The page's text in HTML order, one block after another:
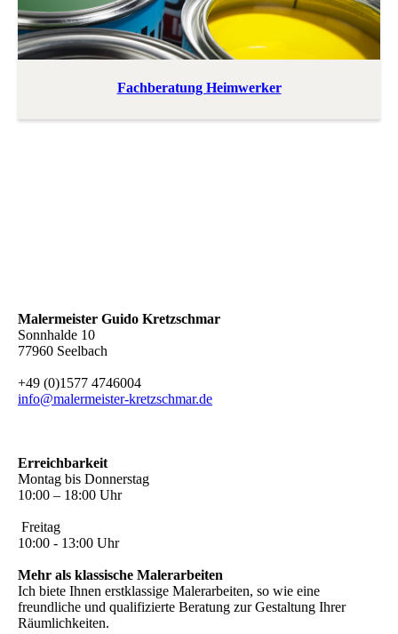
Fachberatung Heimwerker
Malermeister Guido Kretzschmar
Sonnhalde 10
77960 Seelbach
+49 (0)1577 4746004
info@malermeister-kretzschmar.de
Erreichbarkeit
Montag bis Donnerstag
10:00 – 18:00 Uhr
Freitag
10:00 - 13:00 Uhr
Mehr als klassische Malerarbeiten
Ich biete Ihnen erstklassige Malerarbeiten, so wie eine
freundliche und qualifizierte Beratung zur Gestaltung Ihrer
Räumlichkeiten.